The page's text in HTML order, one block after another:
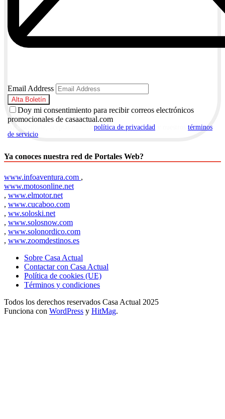
Email Address
Doy mi consentimiento para recibir correos electrónicos
promocionales de casaactual.com
política de privacidad
términos
de servicio
Ya conoces nuestra red de Portales Web?
www.infoaventura.com ,
www.motosonline.net
, www.elmotor.net
, www.cucaboo.com
, ww.soloski.net
, www.solosnow.com
, www.solonordico.com
, www.zoomdestinos.es
Sobre Casa Actual
Contactar con Casa Actual
Política de cookies (UE)
Términos y condiciones
Todos los derechos reservados Casa Actual 2025
Funciona con WordPress y HitMag.